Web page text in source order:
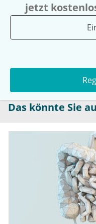
jetzt
Das könnte Sie